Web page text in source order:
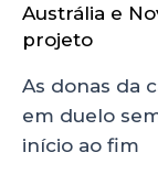
Austrália e
projeto
As donas da
em duelo
início ao fim